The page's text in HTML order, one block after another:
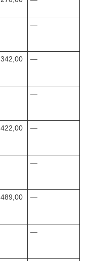
—
342,00 —
—
422,00 —
—
489,00 —
—